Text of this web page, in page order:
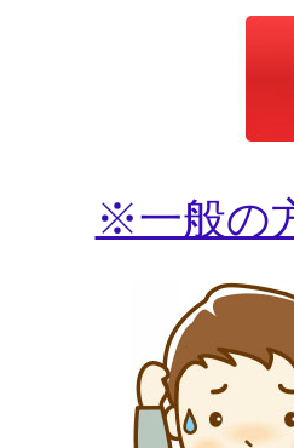
※一般の